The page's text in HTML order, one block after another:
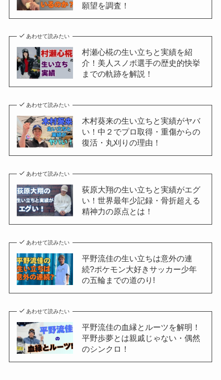
願望を調査！
あわせて読みたい
村瀬心椛の生い立ちと実績を紹
介！美人スノボ選手の歴史的快挙
までの軌跡を解説！
あわせて読みたい
木村葵来の生い立ちと実績がヤバ
い！中２でプロ取得・重傷からの
復活・丸刈りの理由！
あわせて読みたい
荻原大翔の生い立ちと実績がエグ
い！世界最年少記録・骨折超える
精神力の原点とは！
あわせて読みたい
平野流佳の生い立ちは意外の連
続?ポケモン大好きサッカー少年
の五輪までの道のり!
あわせて読みたい
平野流佳の血縁とルーツを解明！
平野歩夢とは親戚じゃない・偶然
のシンクロ！